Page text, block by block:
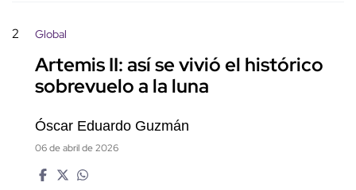
2 Global
Artemis II: así se vivió el histórico
sobrevuelo a la luna
Óscar Eduardo Guzmán
06 de abril de 2026